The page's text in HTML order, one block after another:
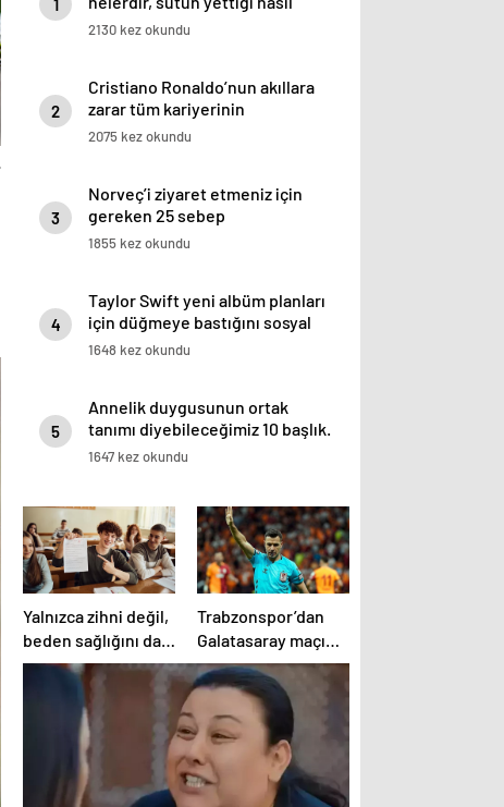
1
anlaşılır?
2130 kez okundu
2
Cristiano Ronaldo’nun akıllara
zarar tüm kariyerinin
istatistiğini çıkardık !
2075 kez okundu
3
Norveç’i ziyaret etmeniz için
gereken 25 sebep
1855 kez okundu
4
Taylor Swift yeni albüm planları
için düğmeye bastığını sosyal
medyadan duyurdu!
1648 kez okundu
5
Annelik duygusunun ortak
tanımı diyebileceğimiz 10 başlık.
1647 kez okundu
Yalnızca zihni değil,
beden sağlığını da
zorluyor! Sınavda
başarı tabakta
başlıyor
Trabzonspor’dan
Galatasaray maçı
öncesi Cihan Aydın
tepkisi!